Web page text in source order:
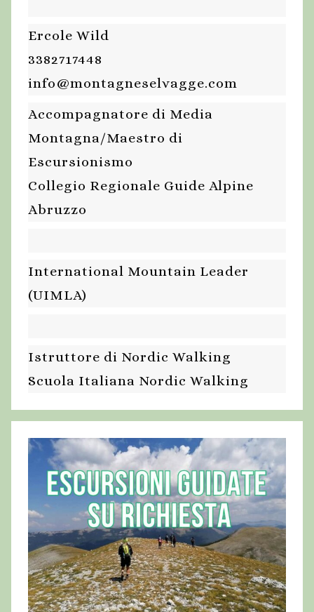
Ercole Wild
3382717448
info@montagneselvagge.com
Accompagnatore di Media
Montagna/Maestro di
Escursionismo
Collegio Regionale Guide Alpine
Abruzzo
International Mountain Leader
(UIMLA)
Istruttore di Nordic Walking
Scuola Italiana Nordic Walking